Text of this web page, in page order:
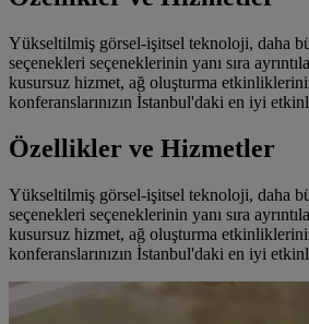
Yükseltilmiş görsel-işitsel teknoloji, daha
seçenekleri seçeneklerinin yanı sıra
kusursuz hizmet, ağ oluşturma
konferanslarınızın İstanbul'daki en iyi
Özellikler ve Hizmetler
Yükseltilmiş görsel-işitsel teknoloji, daha
seçenekleri seçeneklerinin yanı sıra
kusursuz hizmet, ağ oluşturma
konferanslarınızın İstanbul'daki en iyi